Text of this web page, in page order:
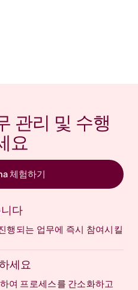
관리 및 수행
요
체험하기
다
행되는 업무에 즉시 참여시킬
세요
여 프로세스를 간소화하고